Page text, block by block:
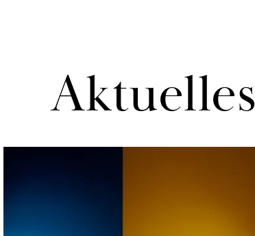
Ak­tu­el­les